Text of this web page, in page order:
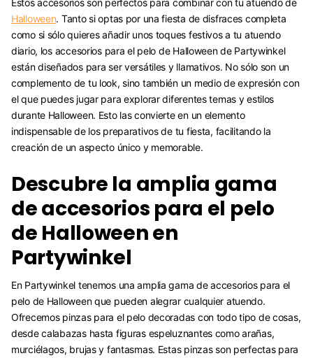
Estos accesorios son perfectos para combinar con tu atuendo de
Halloween. Tanto si optas por una fiesta de disfraces completa
como si sólo quieres añadir unos toques festivos a tu atuendo
diario, los accesorios para el pelo de Halloween de Partywinkel
están diseñados para ser versátiles y llamativos. No sólo son un
complemento de tu look, sino también un medio de expresión con
el que puedes jugar para explorar diferentes temas y estilos
durante Halloween. Esto las convierte en un elemento
indispensable de los preparativos de tu fiesta, facilitando la
creación de un aspecto único y memorable.
Descubre la amplia gama
de accesorios para el pelo
de Halloween en
Partywinkel
En Partywinkel tenemos una amplia gama de accesorios para el
pelo de Halloween que pueden alegrar cualquier atuendo.
Ofrecemos pinzas para el pelo decoradas con todo tipo de cosas,
desde calabazas hasta figuras espeluznantes como arañas,
murciélagos, brujas y fantasmas. Estas pinzas son perfectas para